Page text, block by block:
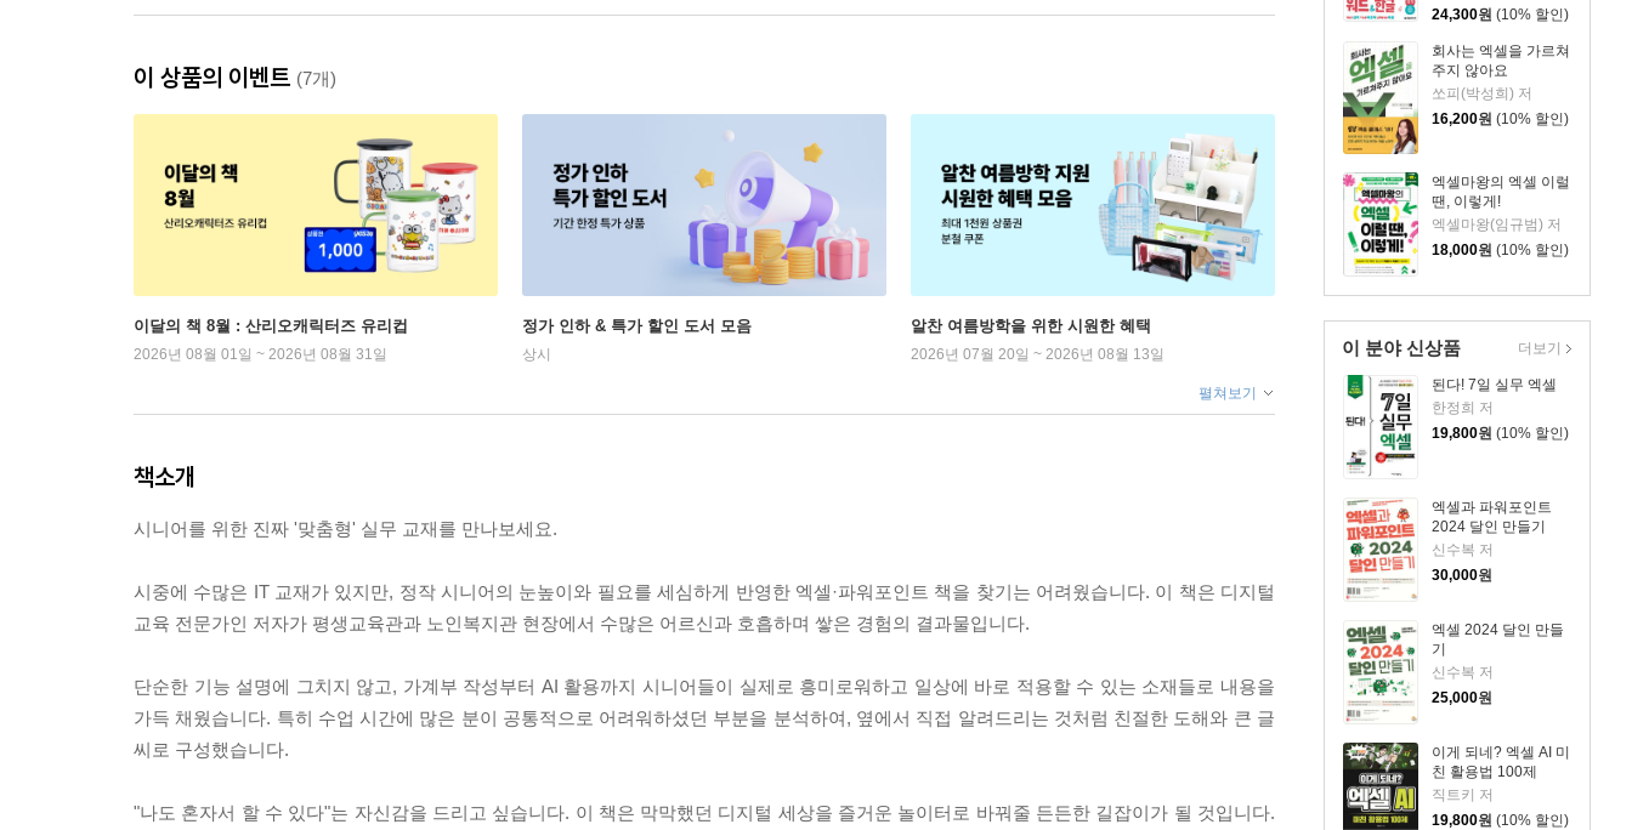
24,300원 (10% 할인)
회사는 엑셀을 가르쳐
주지 않아요
쏘피(박성희) 저
16,200원 (10% 할인)
엑셀마왕의 엑셀 이럴
땐, 이렇게!
엑셀마왕(임규범) 저
18,000원 (10% 할인)
이 분야 신상품
된다! 7일 실무 엑셀
한정희 저
19,800원 (10% 할인)
엑셀과 파워포인트
2024 달인 만들기
신수복 저
30,000원
엑셀 2024 달인 만들
기
신수복 저
25,000원
이게 되네? 엑셀 AI 미
친 활용법 100제
직트키 저
19,800원 (10% 할인)
더보기
이 상품의 이벤트 (7개)
이달의 책 8월 : 산리오캐릭터즈 유리컵
2026년 08월 01일 ~ 2026년 08월 31일
정가 인하 & 특가 할인 도서 모음
상시
알찬 여름방학을 위한 시원한 혜택
2026년 07월 20일 ~ 2026년 08월 13일
펼쳐보기
책소개
시니어를 위한 진짜 '맞춤형' 실무 교재를 만나보세요.
시중에 수많은 IT 교재가 있지만, 정작 시니어의 눈높이와 필요를 세심하게 반영한 엑셀·파워포인트 책을 찾기는 어려웠습니다. 이 책은 디지털
교육 전문가인 저자가 평생교육관과 노인복지관 현장에서 수많은 어르신과 호흡하며 쌓은 경험의 결과물입니다.
단순한 기능 설명에 그치지 않고, 가계부 작성부터 AI 활용까지 시니어들이 실제로 흥미로워하고 일상에 바로 적용할 수 있는 소재들로 내용을
가득 채웠습니다. 특히 수업 시간에 많은 분이 공통적으로 어려워하셨던 부분을 분석하여, 옆에서 직접 알려드리는 것처럼 친절한 도해와 큰 글
씨로 구성했습니다.
"나도 혼자서 할 수 있다"는 자신감을 드리고 싶습니다. 이 책은 막막했던 디지털 세상을 즐거운 놀이터로 바꿔줄 든든한 길잡이가 될 것입니다.